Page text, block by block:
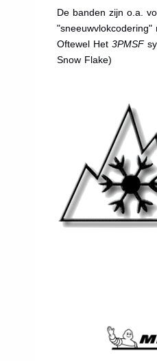
De banden zijn o.a.
"sneeuwvlokcodering"
Oftewel Het3PMSF
Snow Flake)